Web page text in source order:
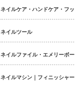
ネイルツール
ネイルマシン｜フィニッシャー